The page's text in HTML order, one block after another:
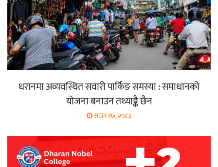
धरानमा अव्यवस्थित सवारी पार्किङ समस्या : समाधानको
योजना बनाउन तथ्याङ्कै छैन
साउन १७, २०८३